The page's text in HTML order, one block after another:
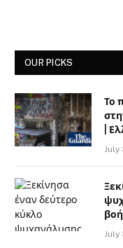
OUR PICKS
Το
|
July
July